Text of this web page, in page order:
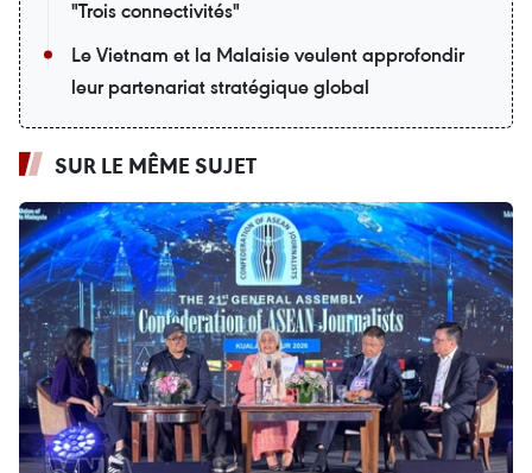
"Trois connectivités"
Le Vietnam et la Malaisie veulent approfondir
leur partenariat stratégique global
SUR LE MÊME SUJET